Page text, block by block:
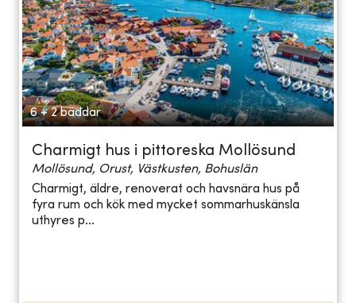
6 + 2 bäddar
Charmigt hus i pittoreska Mollösund
Mollösund, Orust, Västkusten, Bohuslän
Charmigt, äldre, renoverat och havsnära hus på
fyra rum och kök med mycket sommarhuskänsla
uthyres p...